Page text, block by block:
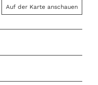
Auf der Karte anschauen